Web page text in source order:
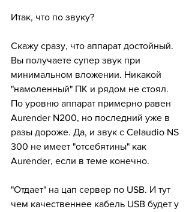
Итак, что по звуку?
Скажу сразу, что аппарат достойный.
Вы получаете супер звук при
минимальном вложении. Никакой
"намоленный" ПК и рядом не стоял.
По уровню аппарат примерно равен
Aurender N200, но последний уже в
разы дороже. Да, и звук с Celaudio NS
300 не имеет "отсебятины" как
Aurender, если в теме конечно.
"Отдает" на цап сервер по USB. И тут
чем качественнее кабель USB будет у